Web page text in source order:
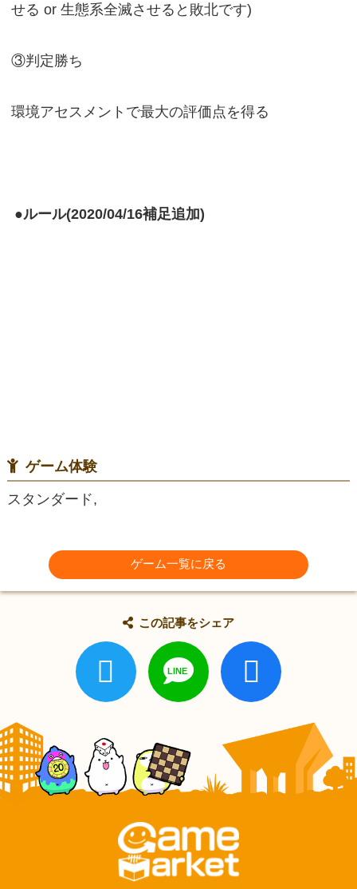
せる or 生態系全滅させると敗北です)
③判定勝ち
環境アセスメントで最大の評価点を得る
●ルール(2020/04/16補足追加)
ゲーム体験
スタンダード,
ゲーム一覧に戻る
この記事をシェア